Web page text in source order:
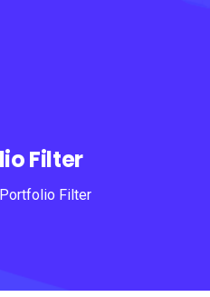
Filter
Portfolio Filter